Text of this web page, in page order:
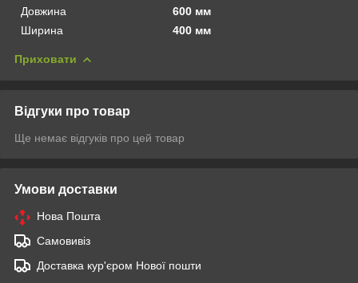
Довжина
600 мм
Ширина
400 мм
Приховати
Відгуки про товар
Ще немає відгуків про цей товар
Умови доставки
Нова Пошта
Самовивіз
Доставка кур'єром Нової пошти